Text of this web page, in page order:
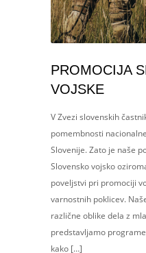
PROMOCIJA
VOJSKE
V Zvezi slovenskih
pomembnosti
Slovenije. Zato je naše
Slovensko vojsko
poveljstvi pri promociji
varnostnih poklicev.
različne oblike dela z
predstavljamo
kako […]